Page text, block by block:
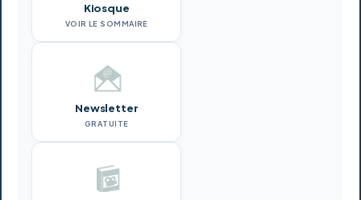
Kiosque
VOIR LE SOMMAIRE
Newsletter
GRATUITE